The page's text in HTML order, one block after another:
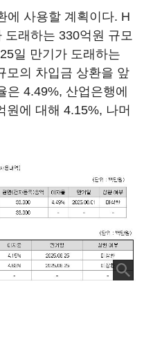
에 사용할 계획이다. H
도래하는 330억원 규모
일 만기가 도래하는
모의 차입금 상환을 앞
은 4.49%, 산업은행에
원에 대해 4.15%, 나머